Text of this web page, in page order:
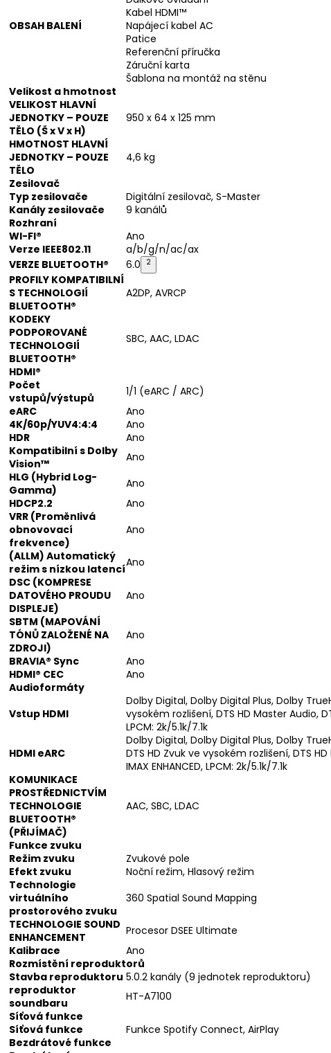
OBSAH BALENÍ
Kabel HDMI™
Napájecí kabel AC
Patice
Referenční příručka
Záruční karta
Šablona na montáž na stěnu
Velikost a hmotnost
VELIKOST HLAVNÍ
JEDNOTKY – POUZE
TĚLO (Š x V x H)
950 x 64 x 125 mm
HMOTNOST HLAVNÍ
JEDNOTKY – POUZE
TĚLO
4,6 kg
Zesilovač
Typ zesilovače
Digitální zesilovač, S-Master
Kanály zesilovače
9 kanálů
Rozhraní
WI-FI®
Ano
Verze IEEE802.11
a/b/g/n/ac/ax
VERZE BLUETOOTH®
6.0 2
PROFILY KOMPATIBILNÍ
S TECHNOLOGIÍ
BLUETOOTH®
A2DP, AVRCP
KODEKY
PODPOROVANÉ
TECHNOLOGIÍ
BLUETOOTH®
SBC, AAC, LDAC
HDMI®
Počet
vstupů/výstupů
1/1 (eARC / ARC)
eARC
Ano
4K/60p/YUV4:4:4
Ano
HDR
Ano
Kompatibilní s Dolby
Vision™
Ano
HLG (Hybrid Log-
Gamma)
Ano
HDCP2.2
Ano
VRR (Proměnlivá
obnovovací
frekvence)
Ano
(ALLM) Automatický
režim s nízkou latencíAno
DSC (KOMPRESE
DATOVÉHO PROUDU
DISPLEJE)
Ano
SBTM (MAPOVÁNÍ
TÓNŮ ZALOŽENÉ NA
ZDROJI)
Ano
BRAVIA® Sync
Ano
HDMI® CEC
Ano
Audioformáty
Vstup HDMI
Dolby Digital, Dolby Digital Plus, Dolby
vysokém rozlišení, DTS HD Master Audio,
LPCM: 2k/5.1k/7.1k
HDMI eARC
Dolby Digital, Dolby Digital Plus, Dolby
DTS HD Zvuk ve vysokém rozlišení, DTS
IMAX ENHANCED, LPCM: 2k/5.1k/7.1k
KOMUNIKACE
PROSTŘEDNICTVÍM
TECHNOLOGIE
BLUETOOTH®
(PŘIJÍMAČ)
AAC, SBC, LDAC
Funkce zvuku
Režim zvuku
Zvukové pole
Efekt zvuku
Noční režim, Hlasový režim
Technologie
virtuálního
prostorového zvuku
360 Spatial Sound Mapping
TECHNOLOGIE SOUND
ENHANCEMENT
Procesor DSEE Ultimate
Kalibrace
Ano
Rozmístění reproduktorů
Stavba reproduktoru 5.0.2 kanály (9 jednotek reproduktoru)
reproduktor
soundbaru
HT-A7100
Síťová funkce
Síťová funkce
Funkce Spotify Connect, AirPlay
Bezdrátové funkce